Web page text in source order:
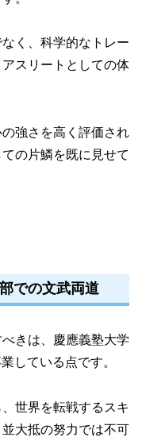
く、科学的なトレー
スリートとしての体
強さを高く評価され
の片鱗を既に見せて
での文武両道
きは、慶應義塾大学
している点です。
世界を転戦するスキ
大抵の努力では不可